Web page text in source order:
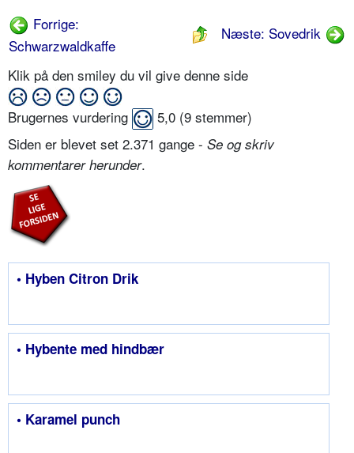
Forrige:
Schwarzwaldkaffe
Næste: Sovedrik
Klik på den smiley du vil give denne side
Brugernes vurdering 5,0 (9 stemmer)
Siden er blevet set 2.371 gange - Se og skriv
kommentarer herunder.
• Hyben Citron Drik
• Hybente med hindbær
• Karamel punch